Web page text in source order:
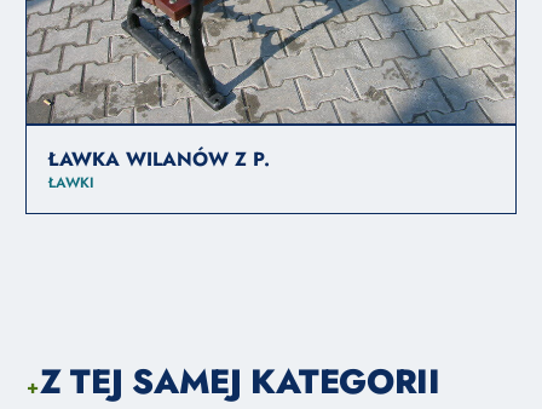
ŁAWKA WILANÓW Z P.
ŁAWKI
+Z TEJ SAMEJ KATEGORII